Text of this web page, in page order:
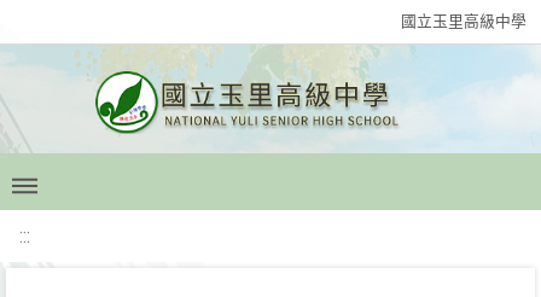
國立玉里高級中學
:::